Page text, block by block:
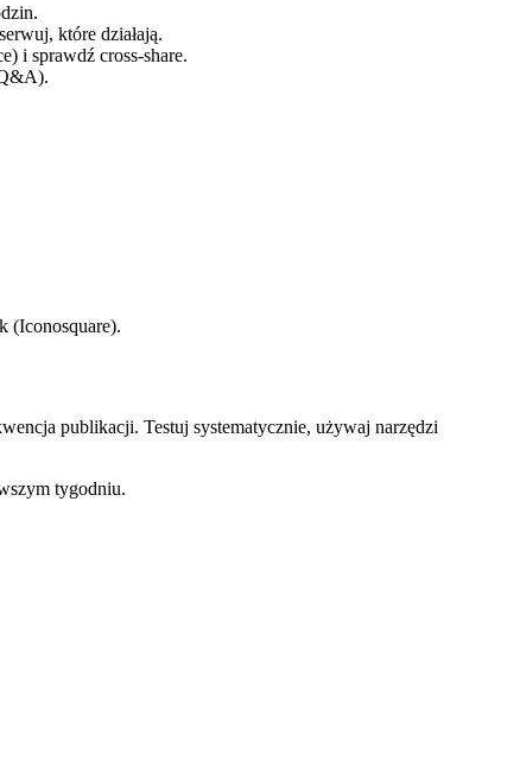
które działają.
i sprawdź cross‑share.
(Iconosquare).
publikacji. Testuj systematycznie, używaj narzędzi
tygodniu.